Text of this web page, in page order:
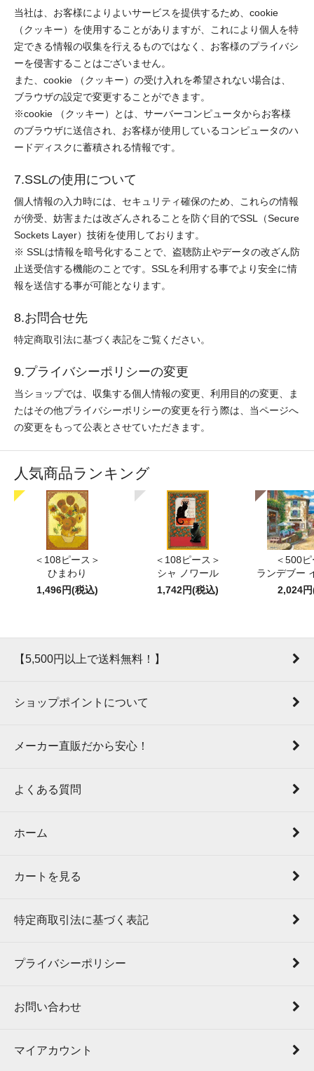
当社は、お客様によりよいサービスを提供するため、cookie
（クッキー）を使用することがありますが、これにより個人を特
定できる情報の収集を行えるものではなく、お客様のプライバシ
ーを侵害することはございません。
また、cookie （クッキー）の受け入れを希望されない場合は、
ブラウザの設定で変更することができます。
※cookie （クッキー）とは、サーバーコンピュータからお客様
のブラウザに送信され、お客様が使用しているコンピュータのハ
ードディスクに蓄積される情報です。
7.SSLの使用について
個人情報の入力時には、セキュリティ確保のため、これらの情報
が傍受、妨害または改ざんされることを防ぐ目的でSSL（Secure
Sockets Layer）技術を使用しております。
※ SSLは情報を暗号化することで、盗聴防止やデータの改ざん防
止送受信する機能のことです。SSLを利用する事でより安全に情
報を送信する事が可能となります。
8.お問合せ先
特定商取引法に基づく表記をご覧ください。
9.プライバシーポリシーの変更
当ショップでは、収集する個人情報の変更、利用目的の変更、ま
たはその他プライバシーポリシーの変更を行う際は、当ページへ
の変更をもって公表とさせていただきます。
人気商品ランキング
＜108ピース＞
ひまわり
1,496円(税込)
＜108ピース＞
シャ ノワール
1,742円(税込)
＜500
ランデブー
2,024
【5,500円以上で送料無料！】
ショップポイントについて
メーカー直販だから安心！
よくある質問
ホーム
カートを見る
特定商取引法に基づく表記
プライバシーポリシー
お問い合わせ
マイアカウント